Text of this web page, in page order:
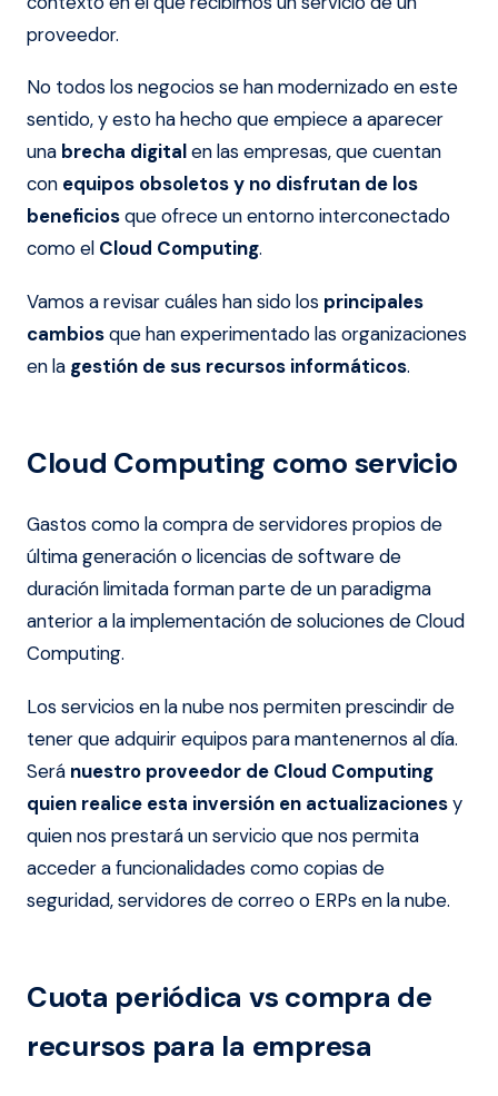
proveedor.
No todos los negocios se han modernizado en este
sentido, y esto ha hecho que empiece a aparecer
una brecha digitalen las empresas, que cuentan
con equipos obsoletos y no disfrutan de los
beneficiosque ofrece un entorno interconectado
como el Cloud Computing.
Vamos a revisar cuáles han sido los principales
cambiosque han experimentado las organizaciones
en la gestión de sus recursos informáticos.
Cloud Computing como servicio
Gastos como la compra de servidores propios de
última generación o licencias de software de
duración limitada forman parte de un paradigma
anterior a la implementación de soluciones de Cloud
Computing.
Los servicios en la nube nos permiten prescindir de
tener que adquirir equipos para mantenernos al día.
Será nuestro proveedor de Cloud Computing
quien realice esta inversión en actualizacionesy
quien nos prestará un servicio que nos permita
acceder a funcionalidades como copias de
seguridad, servidores de correo o ERPs en la nube.
Cuota periódica vs compra de
recursos para la empresa